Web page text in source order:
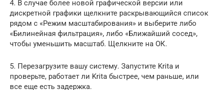
4. В случае более новой графической версии или
дискретной графики щелкните раскрывающийся список
рядом с «Режим масштабирования» и выберите либо
«Билинейная фильтрация», либо «Ближайший сосед»,
чтобы уменьшить масштаб. Щелкните на ОК.
5. Перезагрузите вашу систему. Запустите Krita и
проверьте, работает ли Krita быстрее, чем раньше, или
все еще есть задержка.